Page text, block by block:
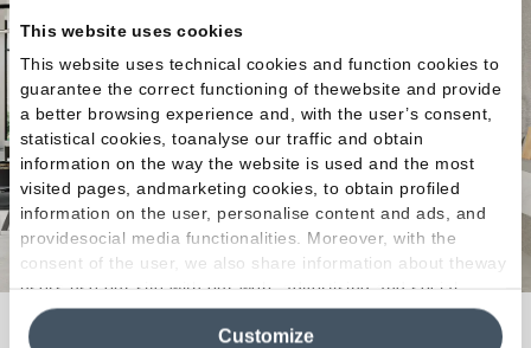
This website uses cookies
This website uses technical cookies and function cookies to
guarantee the correct functioning of thewebsite and provide
a better browsing experience and, with the user’s consent,
statistical cookies, toanalyse our traffic and obtain
information on the way the website is used and the most
visited pages, andmarketing cookies, to obtain profiled
information on the user, personalise content and ads, and
providesocial media functionalities. Moreover, with the
consent of the user, we also share information about theway
users use our site with our web, advertising and social
media analytics partners, who may combine itwith other
information in their possession. By closing this banner,
Customize
Estética y prestaciones se alían en un canto al